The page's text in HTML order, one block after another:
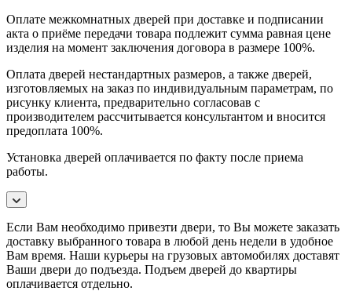
Оплате межкомнатных дверей при доставке и подписании
акта о приёме передачи товара подлежит сумма равная цене
изделия на момент заключения договора в размере 100%.
Оплата дверей нестандартных размеров, а также дверей,
изготовляемых на заказ по индивидуальным параметрам, по
рисунку клиента, предварительно согласовав с
производителем рассчитывается консультантом и вносится
предоплата 100%.
Установка дверей оплачивается по факту после приема
работы.
Если Вам необходимо привезти двери, то Вы можете заказать
доставку выбранного товара в любой день недели в удобное
Вам время. Наши курьеры на грузовых автомобилях доставят
Ваши двери до подъезда. Подъем дверей до квартиры
оплачивается отдельно.